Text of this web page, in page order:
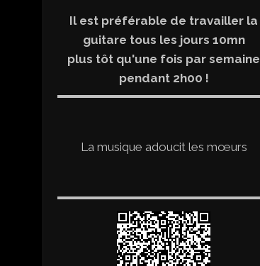
Il est préférable de travailler la
guitare tous les jours 10mn
plus tôt qu'une fois par semaine
pendant 2h00 !
La musique adoucit les mœurs